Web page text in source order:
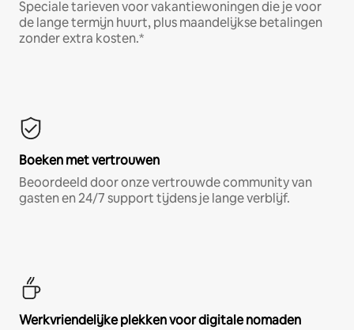
Speciale tarieven voor vakantiewoningen die je voor
de lange termijn huurt, plus maandelijkse betalingen
zonder extra kosten.*
Boeken met vertrouwen
Beoordeeld door onze vertrouwde community van
gasten en 24/7 support tijdens je lange verblijf.
Werkvriendelijke plekken voor digitale nomaden